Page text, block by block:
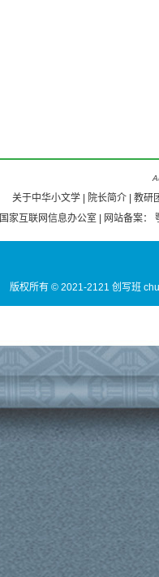
关于中华小文学 院长简介
教研
国家互联网信息办公室 | 网站备案：
版权所有 © 2021-2121 创写班